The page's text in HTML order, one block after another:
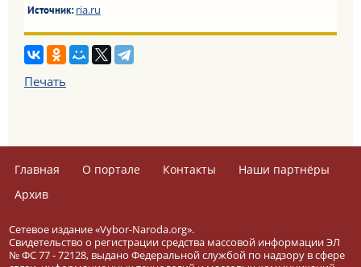
Источник:ria.ru
Печать
Главная О портале Контакты
Наши партнёры
Архив
Сетевое издание «Vybor-Naroda.org».
Свидетельство о регистрации средства массовой информации ЭЛ
№ ФС 77 - 72128, выдано Федеральной службой по надзору в сфере